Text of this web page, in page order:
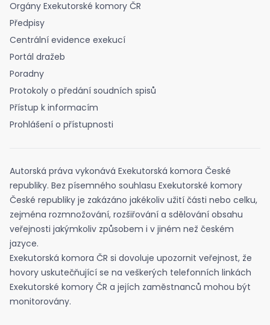
Orgány Exekutorské komory ČR
Předpisy
Centrální evidence exekucí
Portál dražeb
Poradny
Protokoly o předání soudních spisů
Přístup k informacím
Prohlášení o přístupnosti
Autorská práva vykonává Exekutorská komora České
republiky. Bez písemného souhlasu Exekutorské komory
České republiky je zakázáno jakékoliv užití části nebo celku,
zejména rozmnožování, rozšiřování a sdělování obsahu
veřejnosti jakýmkoliv způsobem i v jiném než českém
jazyce.
Exekutorská komora ČR si dovoluje upozornit veřejnost, že
hovory uskutečňující se na veškerých telefonních linkách
Exekutorské komory ČR a jejích zaměstnanců mohou být
monitorovány.